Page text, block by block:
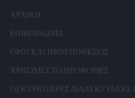
ΑΡΧΙΚΗ
ΕΠΙΚΟΙΝΩΝΙΑ
ΟΡΟΙ ΚΑΙ ΠΡΟΫΠΟΘΕΣΕΙΣ
ΧΡΗΣΙΜΕΣ ΠΛΗΡΟΦΟΡΙΕΣ
ΟΙ ΚΥΡΙΟΤΕΡΕΣ